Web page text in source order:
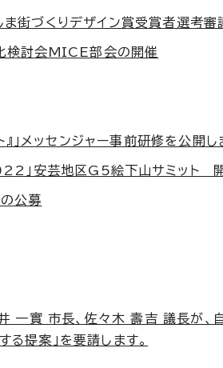
づくりデザイン賞受賞者選考審
討会MICE部会の開催
メッセンジャー事前研修を公開し
」安芸地区G5絵下山サミット
公募
一實 市長、佐々木 壽吉 議長が
提案」を要請します。